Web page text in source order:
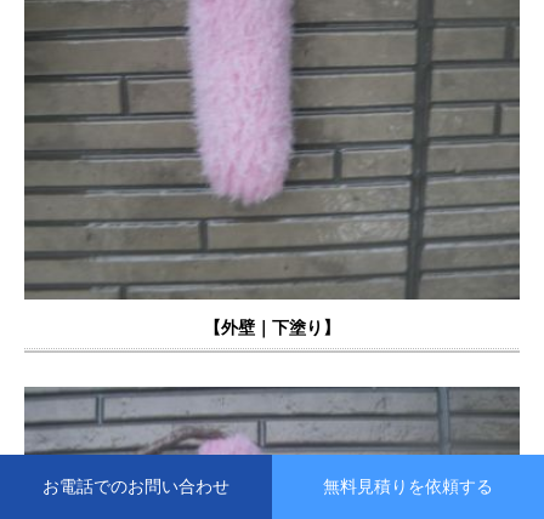
お電話でのお問い合わせ 無料見積りを依頼する
お電話でのお問い合わせ 無料見積りを依頼する
【外壁｜下塗り】
お電話でのお問い合わせ 無料見積りを依頼する